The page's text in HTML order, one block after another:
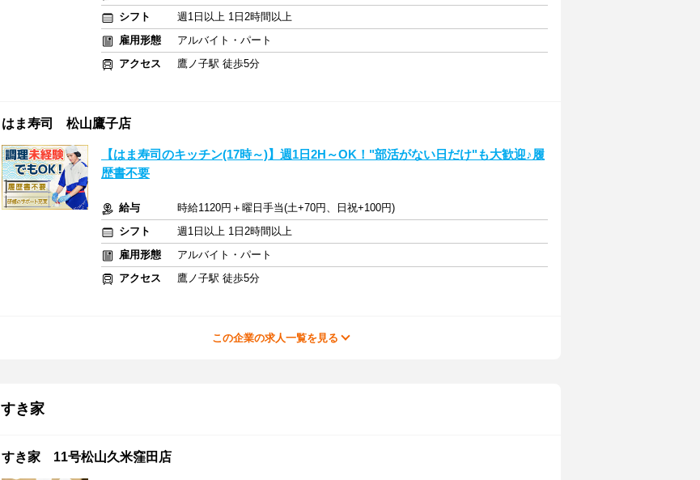
シフト
週1日以上 1日2時間以上
雇用形態
アルバイト・パート
アクセス
鷹ノ子駅 徒歩5分
はま寿司 松山鷹子店
【はま寿司のキッチン(17時～)】週1日2H～OK！"部活がない日だけ"も大歓迎♪履
歴書不要
給与
時給1120円＋曜日手当(土+70円、日祝+100円)
シフト
週1日以上 1日2時間以上
雇用形態
アルバイト・パート
アクセス
鷹ノ子駅 徒歩5分
この企業の求人一覧を見る
すき家
すき家 11号松山久米窪田店